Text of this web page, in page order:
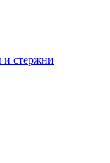
и стержни